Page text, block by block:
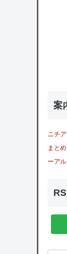
案
ニチ
まと
ーアル